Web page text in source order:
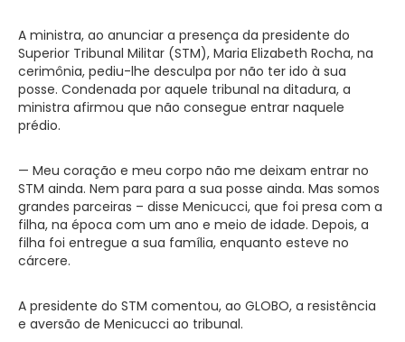
A ministra, ao anunciar a presença da presidente do
Superior Tribunal Militar (STM), Maria Elizabeth Rocha, na
cerimônia, pediu-lhe desculpa por não ter ido à sua
posse. Condenada por aquele tribunal na ditadura, a
ministra afirmou que não consegue entrar naquele
prédio.
— Meu coração e meu corpo não me deixam entrar no
STM ainda. Nem para para a sua posse ainda. Mas somos
grandes parceiras – disse Menicucci, que foi presa com a
filha, na época com um ano e meio de idade. Depois, a
filha foi entregue a sua família, enquanto esteve no
cárcere.
A presidente do STM comentou, ao GLOBO, a resistência
e aversão de Menicucci ao tribunal.